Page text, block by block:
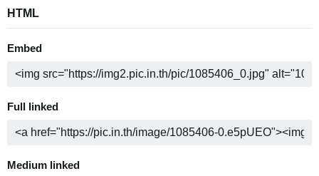
HTML
Embed
Full linked
Medium linked